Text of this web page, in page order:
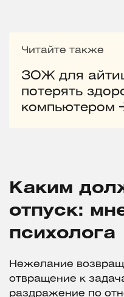
Читайте также
ЗОЖ для
потерять
компьютером
Каким
отпуск:
психолога
Нежелание
отвращение к
раздражение по